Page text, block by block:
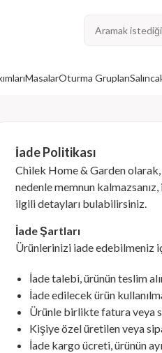
MasalarOturma Grupları
İade Politikası
Chilek Home & Garden olarak,
nedenle memnun
ilgili detayları bulabilirsiniz.
İade Şartları
Ürünlerinizi iade edebilmeniz
İade talebi, ürünün teslim
İade edilecek ürün
Ürünle birlikte fatura veya
Kişiye özel üretilen veya
İade kargo ücreti, ürünün